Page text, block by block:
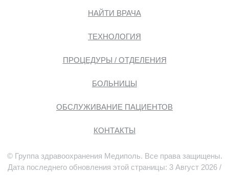
НАЙТИ ВРАЧА
ТЕХНОЛОГИЯ
ПРОЦЕДУРЫ / ОТДЕЛЕНИЯ
БОЛЬНИЦЫ
ОБСЛУЖИВАНИЕ ПАЦИЕНТОВ
КОНТАКТЫ
© Группа здравоохранения Медиполь. Все права защищены.
Дата последнего обновления этой страницы: 3 Август 2026 /